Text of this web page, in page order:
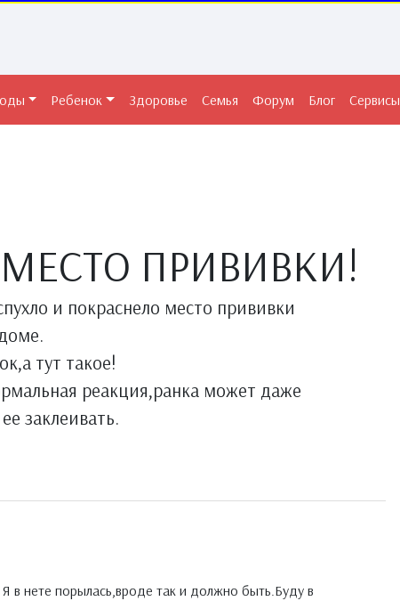
Ребенок Здоровье Семья Форум Блог Сервисы
ПРИВИВКИ!
и покраснело место прививки
тут такое!
реакция,ранка может даже
заклеивать.
в нете порылась,вроде так и должно быть.Буду в